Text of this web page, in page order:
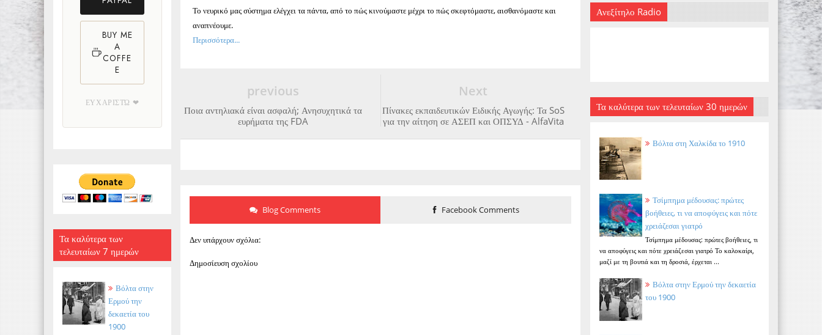
BUY ME
A
COFFE
E
ΕΥΧΑΡΙΣΤΏ ❤
Τα καλύτερα των
τελευταίων 7 ημερών
Βόλτα στην
Ερμού την
δεκαετία του
1900
Το νευρικό μας σύστημα ελέγχει τα πάντα, από το πώς κινούμαστε μέχρι το πώς σκεφτόμαστε, αισθανόμαστε και
αναπνέουμε.
Περισσότερα...
Next
Πίνακες εκπαιδευτικών Ειδικής Αγωγής: Τα SoS
για την αίτηση σε ΑΣΕΠ και ΟΠΣΥΔ - AlfaVita
previous
Ποια αντηλιακά είναι ασφαλή; Ανησυχητικά τα
ευρήματα της FDA
Blog Comments Facebook Comments
Δεν υπάρχουν σχόλια:
Δημοσίευση σχολίου
Ανεξίτηλο Radio
Τα καλύτερα των τελευταίων 30 ημερών
Βόλτα στη Χαλκίδα το 1910
Τσίμπημα μέδουσας: πρώτες
βοήθειες, τι να αποφύγεις και πότε
χρειάζεσαι γιατρό
Τσίμπημα μέδουσας: πρώτες βοήθειες, τι
να αποφύγεις και πότε χρειάζεσαι γιατρό Το καλοκαίρι,
μαζί με τη βουτιά και τη δροσιά, έρχεται ...
Βόλτα στην Ερμού την δεκαετία
του 1900